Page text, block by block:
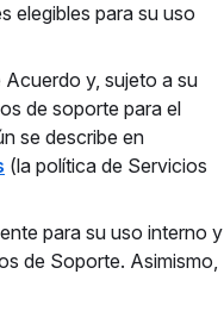
elegibles para su uso
y, sujeto a su
de soporte para el
se describe en
(la política de Servicios
para su uso interno y
de Soporte. Asimismo,